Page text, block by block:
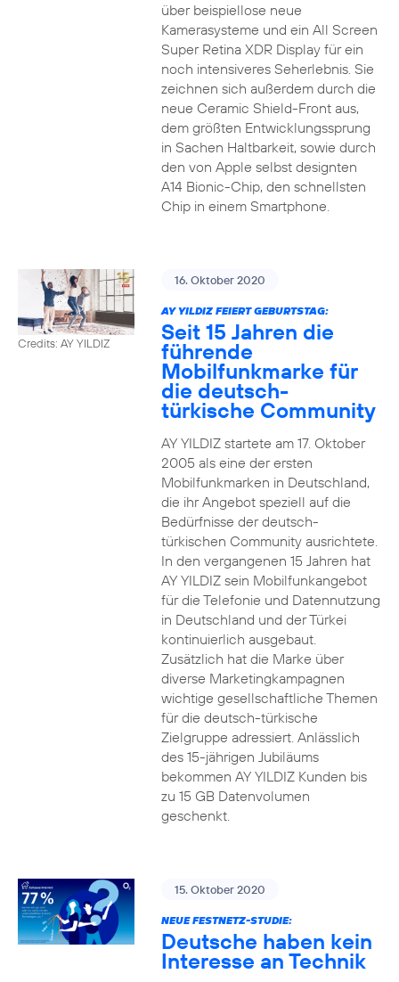
über beispiellose neue
Kamerasysteme und ein All Screen
Super Retina XDR Display für ein
noch intensiveres Seherlebnis. Sie
zeichnen sich außerdem durch die
neue Ceramic Shield-Front aus,
dem größten Entwicklungssprung
in Sachen Haltbarkeit, sowie durch
den von Apple selbst designten
A14 Bionic-Chip, den schnellsten
Chip in einem Smartphone.
Credits: AY YILDIZ
16. Oktober 2020
AY YILDIZ FEIERT GEBURTSTAG:
Seit 15 Jahren die
führende
Mobilfunkmarke für
die deutsch-
türkische Community
AY YILDIZ startete am 17. Oktober
2005 als eine der ersten
Mobilfunkmarken in Deutschland,
die ihr Angebot speziell auf die
Bedürfnisse der deutsch-
türkischen Community ausrichtete.
In den vergangenen 15 Jahren hat
AY YILDIZ sein Mobilfunkangebot
für die Telefonie und Datennutzung
in Deutschland und der Türkei
kontinuierlich ausgebaut.
Zusätzlich hat die Marke über
diverse Marketingkampagnen
wichtige gesellschaftliche Themen
für die deutsch-türkische
Zielgruppe adressiert. Anlässlich
des 15-jährigen Jubiläums
bekommen AY YILDIZ Kunden bis
zu 15 GB Datenvolumen
geschenkt.
15. Oktober 2020
NEUE FESTNETZ-STUDIE:
Deutsche haben kein
Interesse an Technik